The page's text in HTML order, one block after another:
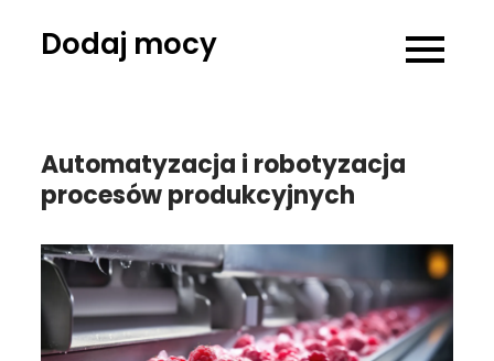
Dodaj mocy
Automatyzacja i robotyzacja
procesów produkcyjnych